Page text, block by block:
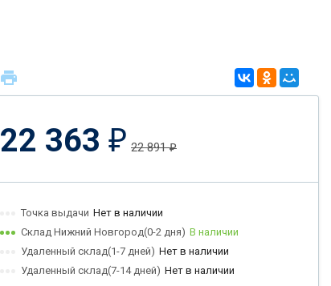
22 363 ₽ 22 891₽
Точка выдачи Нет в наличии
Склад Нижний Новгород(0-2 дня) В наличии
Удаленный склад(1-7 дней) Нет в наличии
Удаленный склад(7-14 дней) Нет в наличии